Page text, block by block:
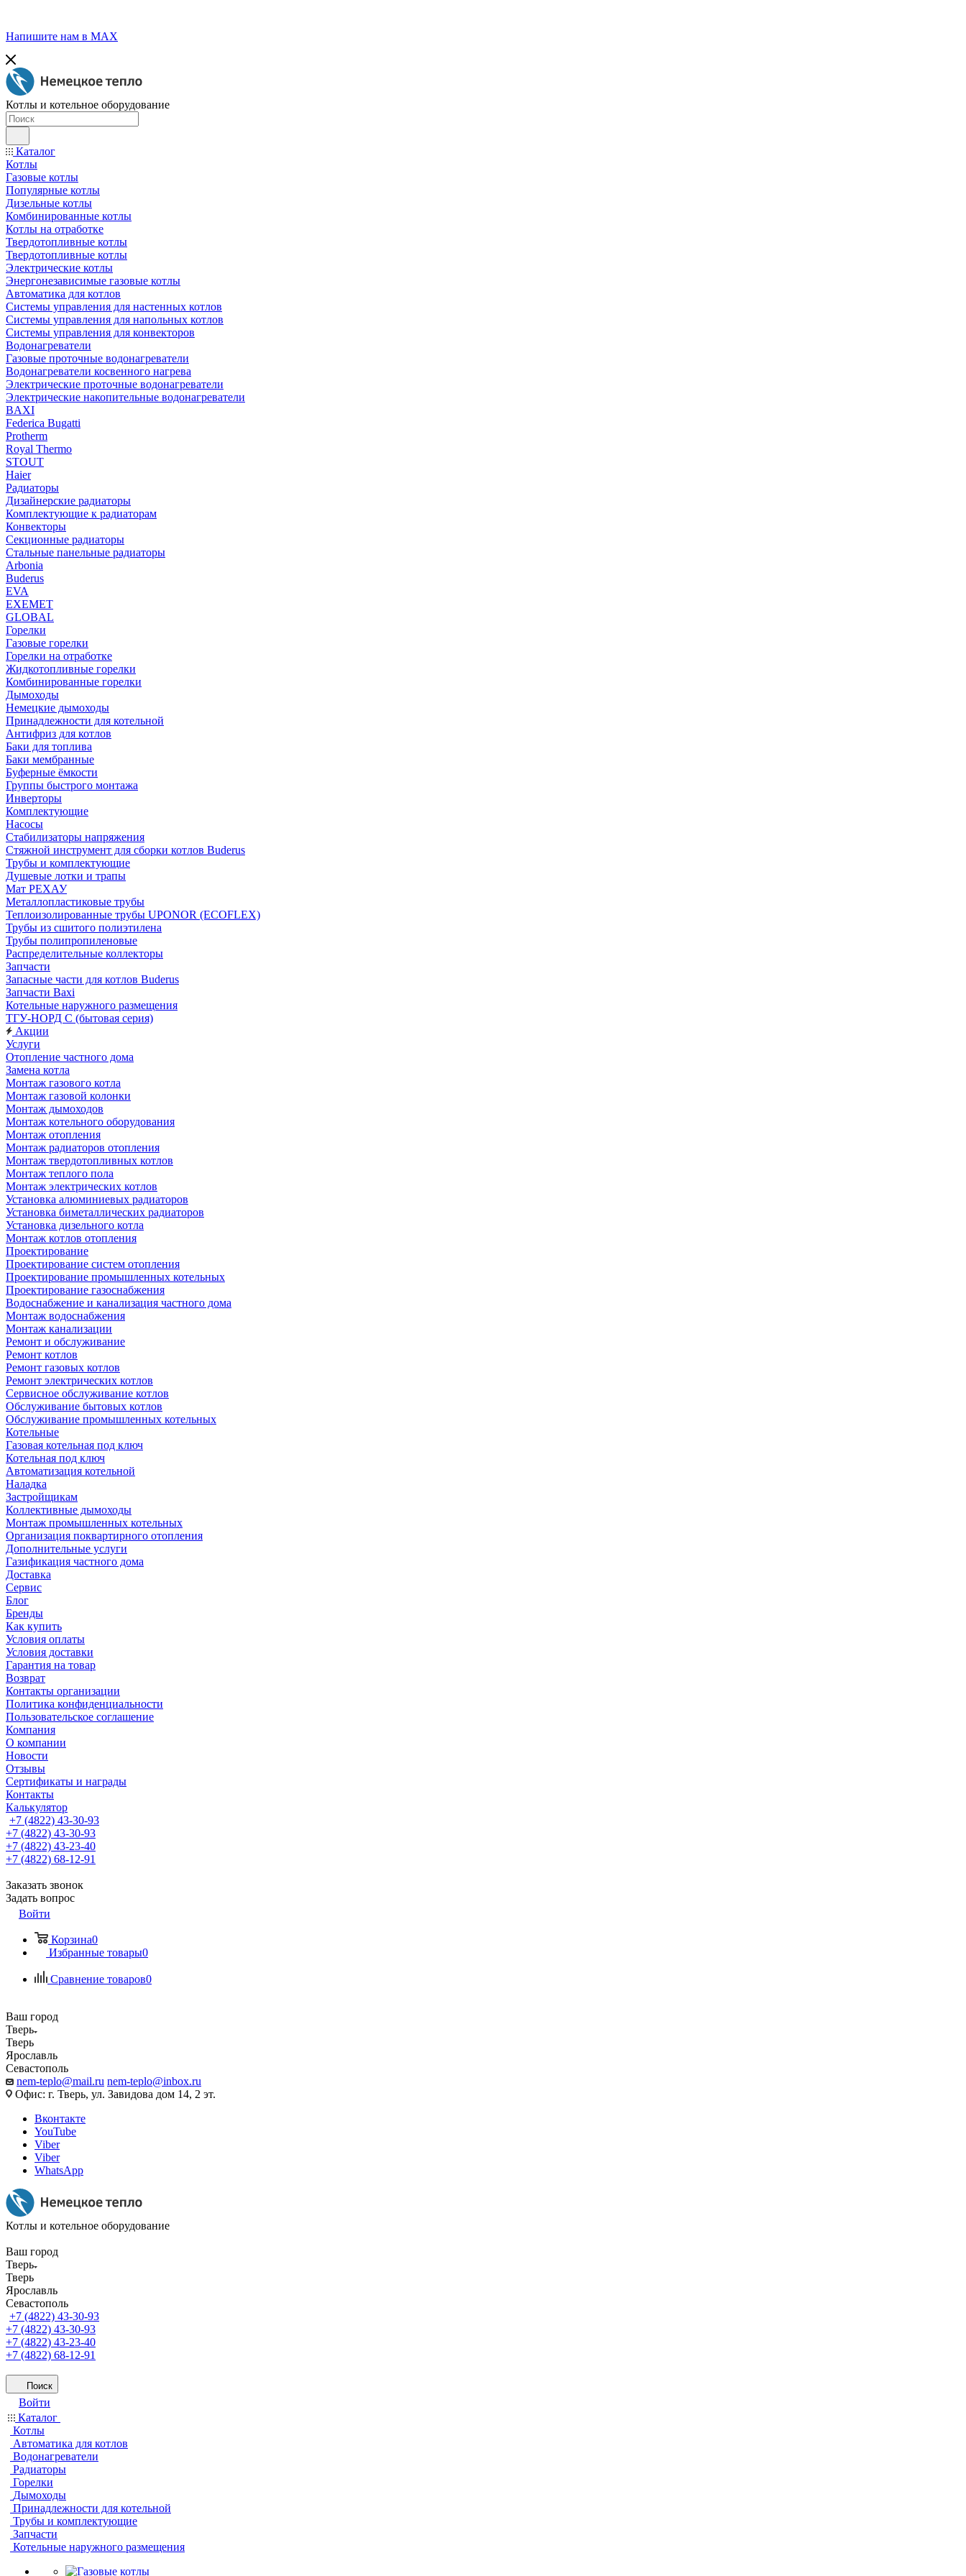
Напишите нам в МАХ
Котлы и котельное оборудование
Каталог
Котлы
Газовые котлы
Популярные котлы
Дизельные котлы
Комбинированные котлы
Котлы на отработке
Твердотопливные котлы
Твердотопливные котлы
Электрические котлы
Энергонезависимые газовые котлы
Автоматика для котлов
Системы управления для настенных котлов
Системы управления для напольных котлов
Системы управления для конвекторов
Водонагреватели
Газовые проточные водонагреватели
Водонагреватели косвенного нагрева
Электрические проточные водонагреватели
Электрические накопительные водонагреватели
BAXI
Federica Bugatti
Protherm
Royal Thermo
STOUT
Haier
Радиаторы
Дизайнерские радиаторы
Комплектующие к радиаторам
Конвекторы
Секционные радиаторы
Стальные панельные радиаторы
Arbonia
Buderus
EVA
EXEMET
GLOBAL
Горелки
Газовые горелки
Горелки на отработке
Жидкотопливные горелки
Комбинированные горелки
Дымоходы
Немецкие дымоходы
Принадлежности для котельной
Антифриз для котлов
Баки для топлива
Баки мембранные
Буферные ёмкости
Группы быстрого монтажа
Инверторы
Комплектующие
Насосы
Стабилизаторы напряжения
Стяжной инструмент для сборки котлов Buderus
Трубы и комплектующие
Душевые лотки и трапы
Мат РЕХАУ
Металлопластиковые трубы
Теплоизолированные трубы UPONOR (ECOFLEX)
Трубы из сшитого полиэтилена
Трубы полипропиленовые
Распределительные коллекторы
Запчасти
Запасные части для котлов Buderus
Запчасти Baxi
Котельные наружного размещения
ТГУ-НОРД С (бытовая серия)
Акции
Услуги
Отопление частного дома
Замена котла
Монтаж газового котла
Монтаж газовой колонки
Монтаж дымоходов
Монтаж котельного оборудования
Монтаж отопления
Монтаж радиаторов отопления
Монтаж твердотопливных котлов
Монтаж теплого пола
Монтаж электрических котлов
Установка алюминиевых радиаторов
Установка биметаллических радиаторов
Установка дизельного котла
Монтаж котлов отопления
Проектирование
Проектирование систем отопления
Проектирование промышленных котельных
Проектирование газоснабжения
Водоснабжение и канализация частного дома
Монтаж водоснабжения
Монтаж канализации
Ремонт и обслуживание
Ремонт котлов
Ремонт газовых котлов
Ремонт электрических котлов
Сервисное обслуживание котлов
Обслуживание бытовых котлов
Обслуживание промышленных котельных
Котельные
Газовая котельная под ключ
Котельная под ключ
Автоматизация котельной
Наладка
Застройщикам
Коллективные дымоходы
Монтаж промышленных котельных
Организация поквартирного отопления
Дополнительные услуги
Газификация частного дома
Доставка
Сервис
Блог
Бренды
Как купить
Условия оплаты
Условия доставки
Гарантия на товар
Возврат
Контакты организации
Политика конфиденциальности
Пользовательское соглашение
Компания
О компании
Новости
Отзывы
Сертификаты и награды
Контакты
Калькулятор
+7 (4822) 43-30-93
+7 (4822) 43-30-93
+7 (4822) 43-23-40
+7 (4822) 68-12-91
Заказать звонок
Задать вопрос
Войти
Корзина0
Избранные товары0
Сравнение товаров0
Ваш город
Тверь
Тверь
Ярославль
Севастополь
nem-teplo@mail.ru nem-teplo@inbox.ru
Офис: г. Тверь, ул. Завидова дом 14, 2 эт.
Вконтакте
YouTube
Viber
Viber
WhatsApp
Котлы и котельное оборудование
Ваш город
Тверь
Тверь
Ярославль
Севастополь
+7 (4822) 43-30-93
+7 (4822) 43-30-93
+7 (4822) 43-23-40
+7 (4822) 68-12-91
Поиск
Войти
Каталог
Котлы
Автоматика для котлов
Водонагреватели
Радиаторы
Горелки
Дымоходы
Принадлежности для котельной
Трубы и комплектующие
Запчасти
Котельные наружного размещения